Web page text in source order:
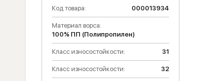
Код товара: 000013934
Материал ворса:
100% ПП (Полипропилен)
Класс износостойкости: 31
Класс износостойкости: 32